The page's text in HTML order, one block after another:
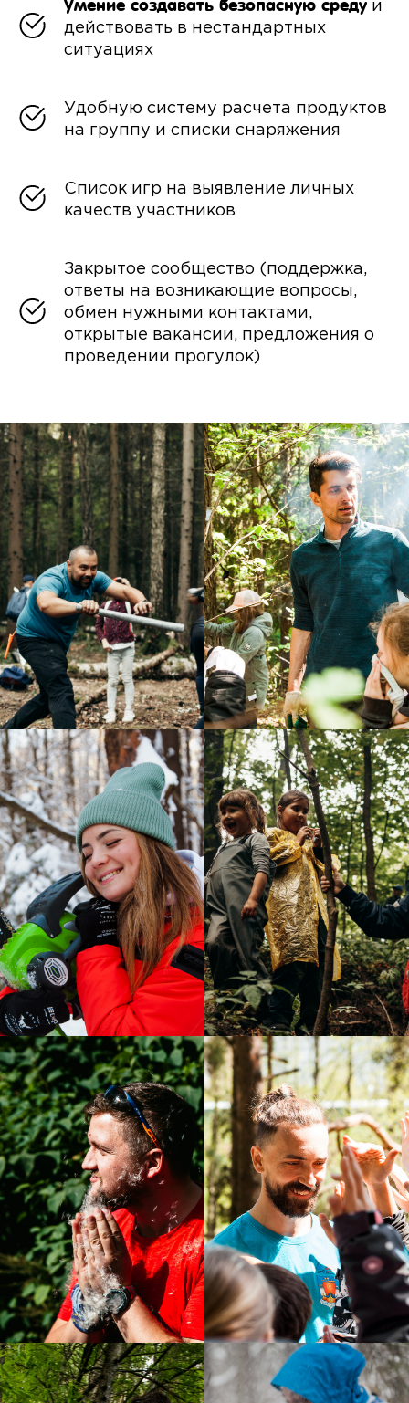
Умение создавать безопасную среду и
действовать в нестандартных
ситуациях
Удобную систему расчета продуктов
на группу и списки снаряжения
Список игр на выявление личных
качеств участников
Закрытое сообщество (поддержка,
ответы на возникающие вопросы,
обмен нужными контактами,
открытые вакансии, предложения о
проведении прогулок)
Подписывайтесь!
Рассказываем про развитие детей
Все анонсы походов публикуем в
наших каналах.